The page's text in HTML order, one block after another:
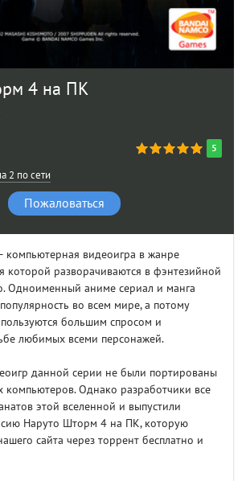
4 на ПК
5
2 по сети
Пожаловаться
видеоигра в жанре
которой разворачиваются в фэнтезийной
Одноименный аниме сериал и манга
во всем мире, а потому
большим спросом и
любимых всеми персонажей.
данной серии не были портированы
компьютеров. Однако разработчики все
этой вселенной и выпустили
Наруто Шторм 4 на ПК, которую
сайта через торрент бесплатно и